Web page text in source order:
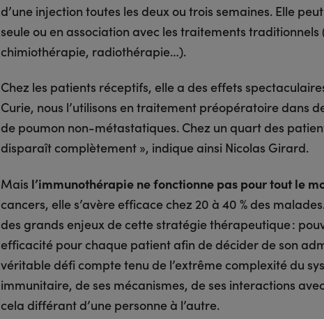
d’une injection toutes les deux ou trois semaines. Elle
seule ou en association avec les traitements traditionnels
chimiothérapie, radiothérapie…).
Chez les patients réceptifs, elle a des effets
Curie, nous l’utilisons en traitement préopératoire dans
de poumon non-métastatiques. Chez un quart des
disparaît complètement », indique ainsi Nicolas Girard.
Mais l’immunothérapie ne fonctionne pas pour tout le
cancers, elle s’avère efficace chez 20 à 40 % des
des grands enjeux de cette stratégie thérapeutique :
efficacité pour chaque patient afin de décider de son
véritable défi compte tenu de l’extrême complexité du
immunitaire, de ses mécanismes, de ses interactions
cela différant d’une personne à l’autre.